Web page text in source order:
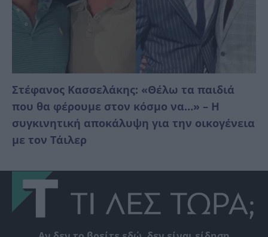
Στέφανος Κασσελάκης: «Θέλω τα παιδιά
που θα φέρουμε στον κόσμο να…» – Η
συγκινητική αποκάλυψη για την οικογένεια
με τον Τάιλερ